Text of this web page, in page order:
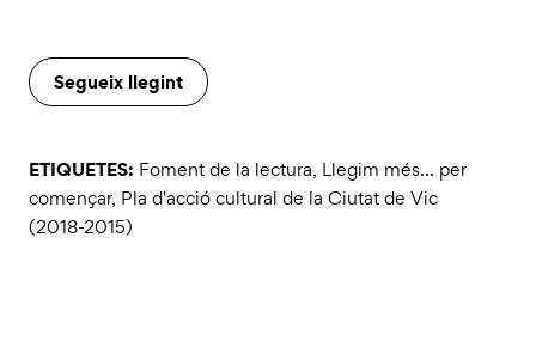
Segueix llegint
ETIQUETES: Foment de la lectura, Llegim més... per
començar, Pla d'acció cultural de la Ciutat de Vic
(2018-2015)